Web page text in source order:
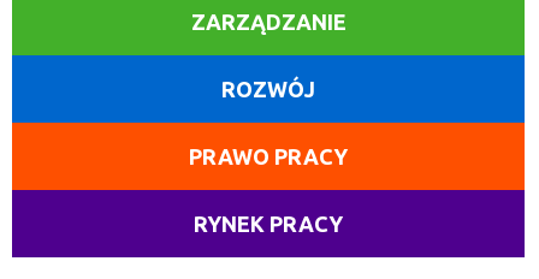
ZARZĄDZANIE
ROZWÓJ
PRAWO PRACY
RYNEK PRACY